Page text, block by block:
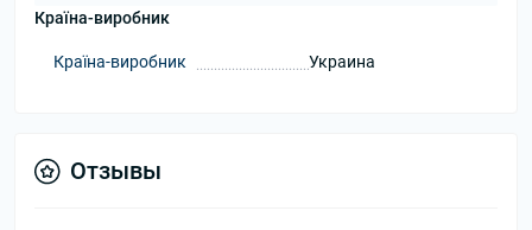
Країна-виробник
Країна-виробник Украина
Отзывы